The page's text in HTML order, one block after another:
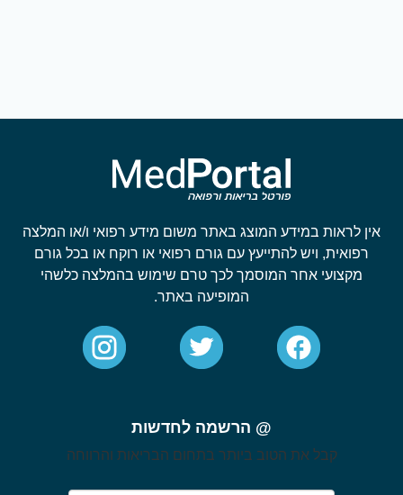
אין לראות במידע המוצג באתר משום מידע רפואי ו/או המלצה
רפואית, ויש להתייעץ עם גורם רפואי או רוקח או בכל גורם
מקצועי אחר המוסמך לכך טרם שימוש בהמלצה כלשהי
המופיעה באתר.
@ הרשמה לחדשות
קבל את הטוב ביותר בתחום הבריאות והרווחה